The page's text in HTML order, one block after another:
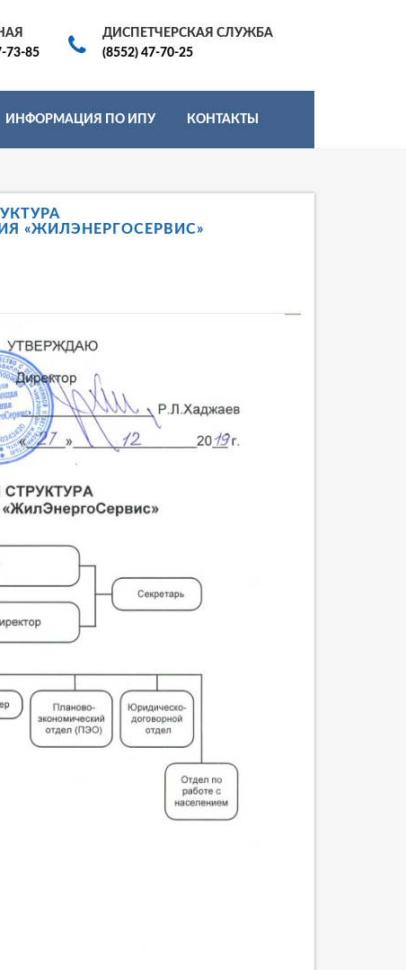
73-85
ДИСПЕТЧЕРСКАЯ СЛУЖБА
(8552) 47-70-25
ИНФОРМАЦИЯ ПО ИПУ КОНТАКТЫ
«ЖИЛЭНЕРГОСЕРВИС»